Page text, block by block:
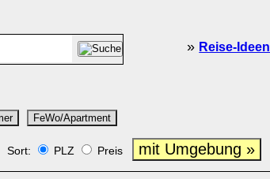
» Reise-Ideen
FeWo/Apartment
PLZ Preis mit Umgebung »